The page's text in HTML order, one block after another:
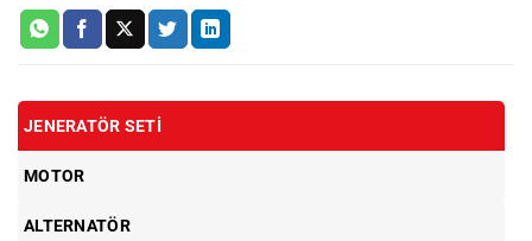
JENERATÖR SETI
MOTOR
ALTERNATÖR